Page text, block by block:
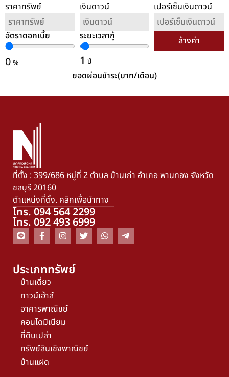
ราคาทรัพย์ เงินดาวน์ เปอร์เซ็นเงินดาวน์
อัตราดอกเบี้ย
0%
ระยะเวลากู้
1 ปี
ล้างค่า
ยอดผ่อนชำระ(บาท/เดือน)
ที่ตั้ง : 399/686 หมู่ที่ 2 ตำบล บ้านเก่า อำเภอ พานทอง จังหวัด
ชลบุรี 20160
ตำแหน่งที่ตั้ง. คลิกเพื่อนำทาง
โทร. 094 564 2299
โทร. 092 493 6999
ประเภททรัพย์
บ้านเดี่ยว
ทาวน์เฮ้าส์
อาคารพาณิชย์
คอนโดมิเนียม
ที่ดินเปล่า
ทรัพย์สินเชิงพาณิชย์
บ้านแฝด